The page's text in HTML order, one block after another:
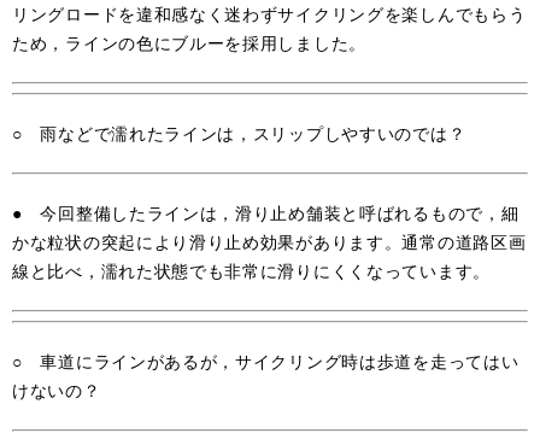
リングロードを違和感なく迷わずサイクリングを楽しんでもらう
ため，ラインの色にブルーを採用しました。
○ 雨などで濡れたラインは，スリップしやすいのでは？
● 今回整備したラインは，滑り止め舗装と呼ばれるもので，細
かな粒状の突起により滑り止め効果があります。通常の道路区画
線と比べ，濡れた状態でも非常に滑りにくくなっています。
○ 車道にラインがあるが，サイクリング時は歩道を走ってはい
けないの？